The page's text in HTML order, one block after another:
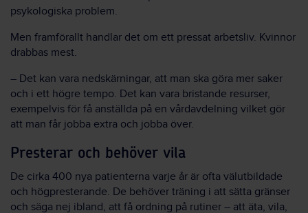
psykologiska problem.
Men framförallt handlar det om ett pressat arbetsliv. Kvinnor
drabbas mest.
– Det kan vara nedskärningar, att man ska göra mer saker
och i ett högre tempo. Det kan vara bristande resurser,
exempelvis för få anställda på en vårdavdelning vilket gör
att man får jobba extra och jobba över.
Presterar och behöver vila
De cirka 400 nya patienterna varje år är ofta välutbildade
och högpresterande. De behöver träning i att sätta gränser
och säga nej ibland, att få ordning på rutiner – att äta, vila,